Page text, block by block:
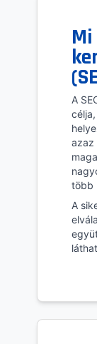
A
azaz
több
A